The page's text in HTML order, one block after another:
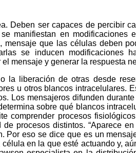
Deben ser capaces de percibir
manifiestan en modificaciones
que las células deben
se inducen modificaciones
mensaje y generar la respuesta
la liberación de otras desde
u otros blancos intracelulares.
Los mensajeros difunden
sobre qué blancos
comprender procesos
procesos distintos. “Aparece
Por eso se dice que es un
en la que esté actuando y,